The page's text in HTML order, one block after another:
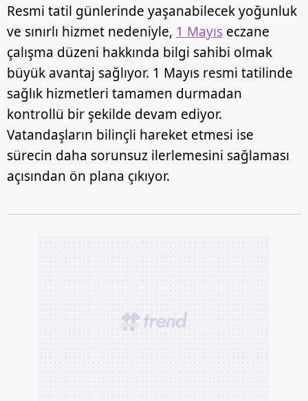
Resmi tatil günlerinde yaşanabilecek yoğunluk
ve sınırlı hizmet nedeniyle, 1 Mayıs eczane
çalışma düzeni hakkında bilgi sahibi olmak
büyük avantaj sağlıyor. 1 Mayıs resmi tatilinde
sağlık hizmetleri tamamen durmadan
kontrollü bir şekilde devam ediyor.
Vatandaşların bilinçli hareket etmesi ise
sürecin daha sorunsuz ilerlemesini sağlaması
açısından ön plana çıkıyor.